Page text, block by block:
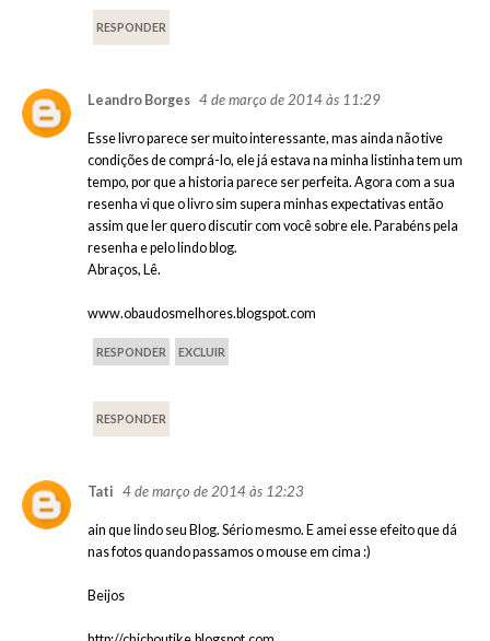
RESPONDER
Leandro Borges 4 de março de 2014 às 11:29
Esse livro parece ser muito interessante, mas ainda não tive
condições de comprá-lo, ele já estava na minha listinha tem um
tempo, por que a historia parece ser perfeita. Agora com a sua
resenha vi que o livro sim supera minhas expectativas então
assim que ler quero discutir com você sobre ele. Parabéns pela
resenha e pelo lindo blog.
Abraços, Lê.
www.obaudosmelhores.blogspot.com
RESPONDER EXCLUIR
RESPONDER
Tati 4 de março de 2014 às 12:23
ain que lindo seu Blog. Sério mesmo. E amei esse efeito que dá
nas fotos quando passamos o mouse em cima :)
Beijos